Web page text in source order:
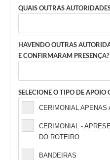
QUAIS OUTRAS
HAVENDO OUTRAS
E CONFIRMARAM PRESENÇA?
SELECIONE O TIPO DE APOIO
CERIMONIAL APENAS
CERIMONIAL -
DO ROTEIRO
BANDEIRAS